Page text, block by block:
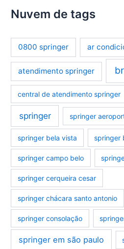
Nuvem de tags
0800 springer ar
atendimento springer
central de atendimento springer
springer springer
springer bela vista springer
springer campo belo
springer cerqueira cesar
springer chácara santo antonio
springer consolação
springer em são paulo